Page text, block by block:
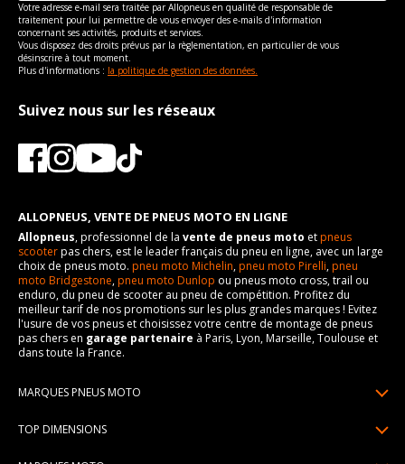
Votre adresse e-mail sera traitée par Allopneus en qualité de responsable de
traitement pour lui permettre de vous envoyer des e-mails d'information
concernant ses activités, produits et services.
Vous disposez des droits prévus par la règlementation, en particulier de vous
désinscrire à tout moment.
Plus d'informations : la politique de gestion des données.
Suivez nous sur les réseaux
ALLOPNEUS, VENTE DE PNEUS MOTO EN LIGNE
Allopneus, professionnel de la vente de pneus moto etpneus
scooterpas chers, est le leader français du pneu en ligne, avec un large
choix de pneus moto. pneu moto Michelin,pneu moto Pirelli,pneu
moto Bridgestone,pneu moto Dunlop ou pneus moto cross, trail ou
enduro, du pneu de scooter au pneu de compétition. Profitez du
meilleur tarif de nos promotions sur les plus grandes marques ! Evitez
l'usure de vos pneus et choisissez votre centre de montage de pneus
pas chers en garage partenaire à Paris, Lyon, Marseille, Toulouse et
dans toute la France.
MARQUES PNEUS MOTO
TOP DIMENSIONS